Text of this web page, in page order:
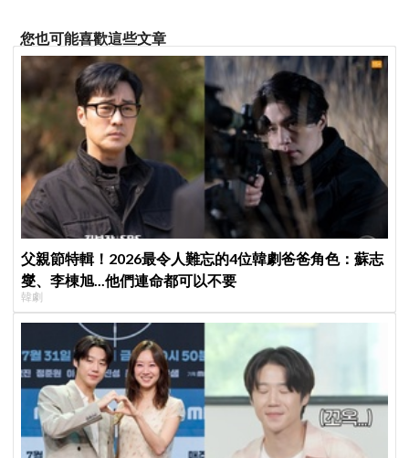
您也可能喜歡這些文章
父親節特輯！2026最令人難忘的4位韓劇爸爸角色：蘇志
燮、李棟旭...他們連命都可以不要
韓劇